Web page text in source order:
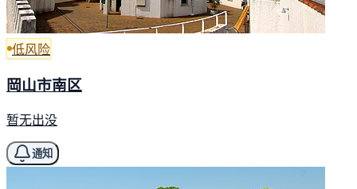
低风险
岡山市南区
暂无出没
通知